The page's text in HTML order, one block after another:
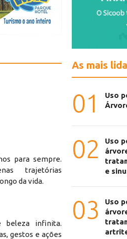
para sempre.
trajetórias
da vida.
beleza infinita.
gestos e ações
As mais
01
Uso
02
Uso
e
03
Uso